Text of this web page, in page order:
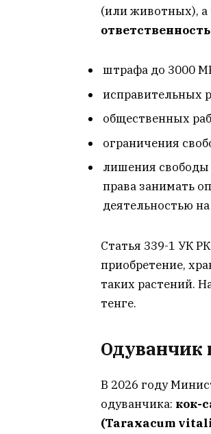
(или животных), а
ответственность
штрафа до 3000
исправительных
общественных
ограничения
лишения свободы
права занимать
деятельностью
Статья 339-1 УК
приобретение,
таких растений.
тенге.
Одуванчик
В 2026 году
одуванчика: кок-
(Taraxacum